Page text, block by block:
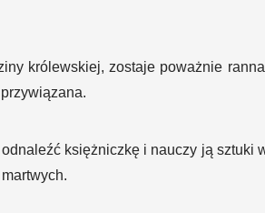
królewskiej, zostaje poważnie
księżniczkę i nauczy ją sztuki